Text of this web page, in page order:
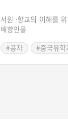
서원 ·향교의 이해를
배향인물
#공자
#중국유학